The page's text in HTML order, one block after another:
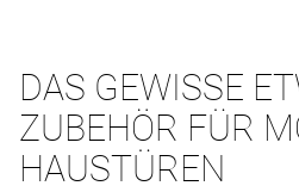
DAS GEWISSE
ZUBEHÖR FÜR
HAUSTÜREN